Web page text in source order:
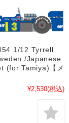
1/12 Tyrrell
/Japanese
(for Tamiya)【メ
¥2,530(税込)